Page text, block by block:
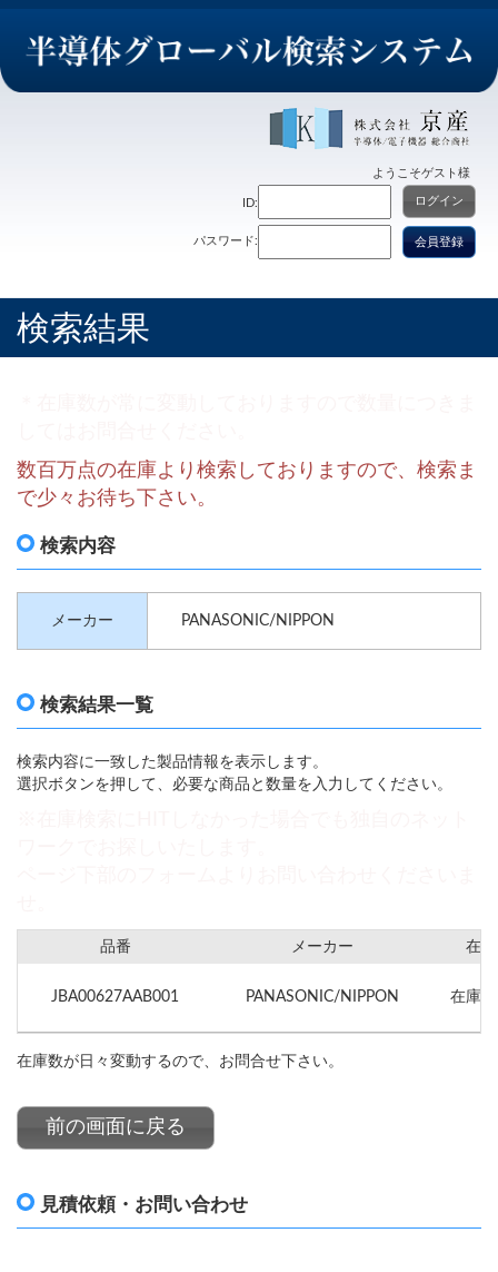
ようこそゲスト様
ID:
パスワード:
ログイン
会員登録
検索結果
数百万点の在庫より検索しておりますので、検索ま
で少々お待ち下さい。
検索内容
メーカー PANASONIC/NIPPON
検索結果一覧
検索内容に一致した製品情報を表示します。
選択ボタンを押して、必要な商品と数量を入力してください。
品番 メーカー 在
JBA00627AAB001 PANASONIC/NIPPON 在庫
在庫数が日々変動するので、お問合せ下さい。
前の画面に戻る
見積依頼・お問い合わせ